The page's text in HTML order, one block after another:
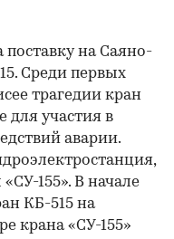
поставку на Саяно-
Среди первых
трагедии кран
для участия в
аварии.
155». В начале
КБ-515 на
крана «СУ-155»